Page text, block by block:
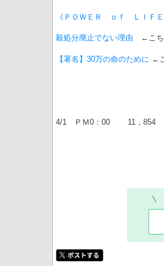
《ＰＯＷＥＲ ｏｆ ＬＩＦＥ
殺処分廃止でない理由 ←こち
【署名】30万の命のために ←
4/1 ＰＭ0：00 11，854